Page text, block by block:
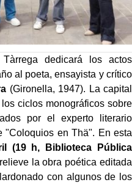
dedicará los actos
al poeta, ensayista y crítico
(Gironella, 1947). La capital
ciclos monográficos sobre
por el experto literario
"Coloquios en Thä". En esta
(19 h, Biblioteca Pública
la obra poética editada
con algunos de los